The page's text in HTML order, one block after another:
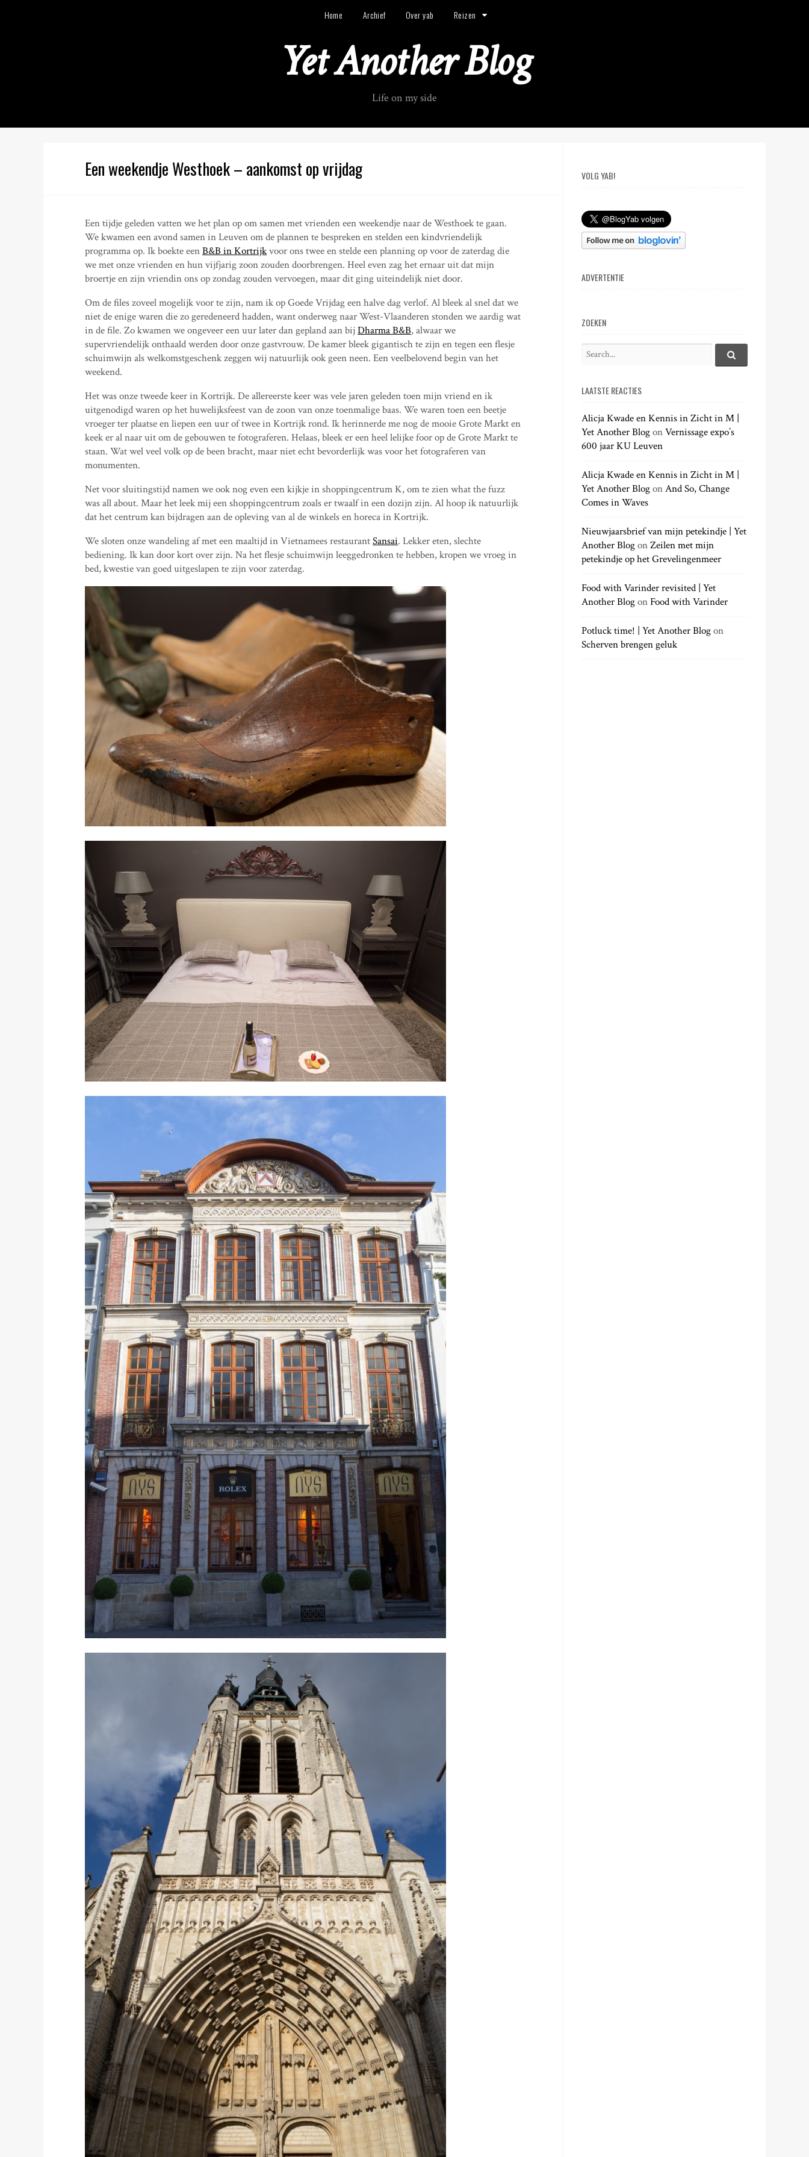
t
Home Archief Over yab Reizen
Yet Another Blog
Life on my side
Een weekendje Westhoek – aankomst op vrijdag
Een tijdje geleden vatten we het plan op om samen met vrienden een weekendje naar de Westhoek te gaan.
We kwamen een avond samen in Leuven om de plannen te bespreken en stelden een kindvriendelijk
programma op. Ik boekte eenB&B in Kortrijkvoor ons twee en stelde een planning op voor de zaterdag die
we met onze vrienden en hun vijfjarig zoon zouden doorbrengen. Heel even zag het ernaar uit dat mijn
broertje en zijn vriendin ons op zondag zouden vervoegen, maar dit ging uiteindelijk niet door.
Om de files zoveel mogelijk voor te zijn, nam ik op Goede Vrijdag een halve dag verlof. Al bleek al snel dat we
niet de enige waren die zo geredeneerd hadden, want onderweg naar West-Vlaanderen stonden we aardig wat
in de file. Zo kwamen we ongeveer een uur later dan gepland aan bijDharma B&B, alwaar we
supervriendelijk onthaald werden door onze gastvrouw. De kamer bleek gigantisch te zijn en tegen een flesje
schuimwijn als welkomstgeschenk zeggen wij natuurlijk ook geen neen. Een veelbelovend begin van het
weekend.
Het was onze tweede keer in Kortrijk. De allereerste keer was vele jaren geleden toen mijn vriend en ik
uitgenodigd waren op het huwelijksfeest van de zoon van onze toenmalige baas. We waren toen een beetje
vroeger ter plaatse en liepen een uur of twee in Kortrijk rond. Ik herinnerde me nog de mooie Grote Markt en
keek er al naar uit om de gebouwen te fotograferen. Helaas, bleek er een heel lelijke foor op de Grote Markt te
staan. Wat wel veel volk op de been bracht, maar niet echt bevorderlijk was voor het fotograferen van
monumenten.
Net voor sluitingstijd namen we ook nog even een kijkje in shoppingcentrum K, om te zien what the fuzz
was all about. Maar het leek mij een shoppingcentrum zoals er twaalf in een dozijn zijn. Al hoop ik natuurlijk
dat het centrum kan bijdragen aan de opleving van al de winkels en horeca in Kortrijk.
We sloten onze wandeling af met een maaltijd in Vietnamees restaurantSansai. Lekker eten, slechte
bediening. Ik kan door kort over zijn. Na het flesje schuimwijn leeggedronken te hebben, kropen we vroeg in
bed, kwestie van goed uitgeslapen te zijn voor zaterdag.
VOLG YAB!
ADVERTENTIE
ZOEKEN
r
h
f
o
:
S
h
.
LAATSTE REACTIES
Alicja Kwade en Kennis in Zicht in M |
Yet Another BlogonVernissage expo’s
600 jaar KU Leuven
Alicja Kwade en Kennis in Zicht in M |
Yet Another BlogonAnd So, Change
Comes in Waves
Nieuwjaarsbrief van mijn petekindje | Yet
Another BlogonZeilen met mijn
petekindje op het Grevelingenmeer
Food with Varinder revisited | Yet
Another BlogonFood with Varinder
Potluck time! | Yet Another Blogon
Scherven brengen geluk